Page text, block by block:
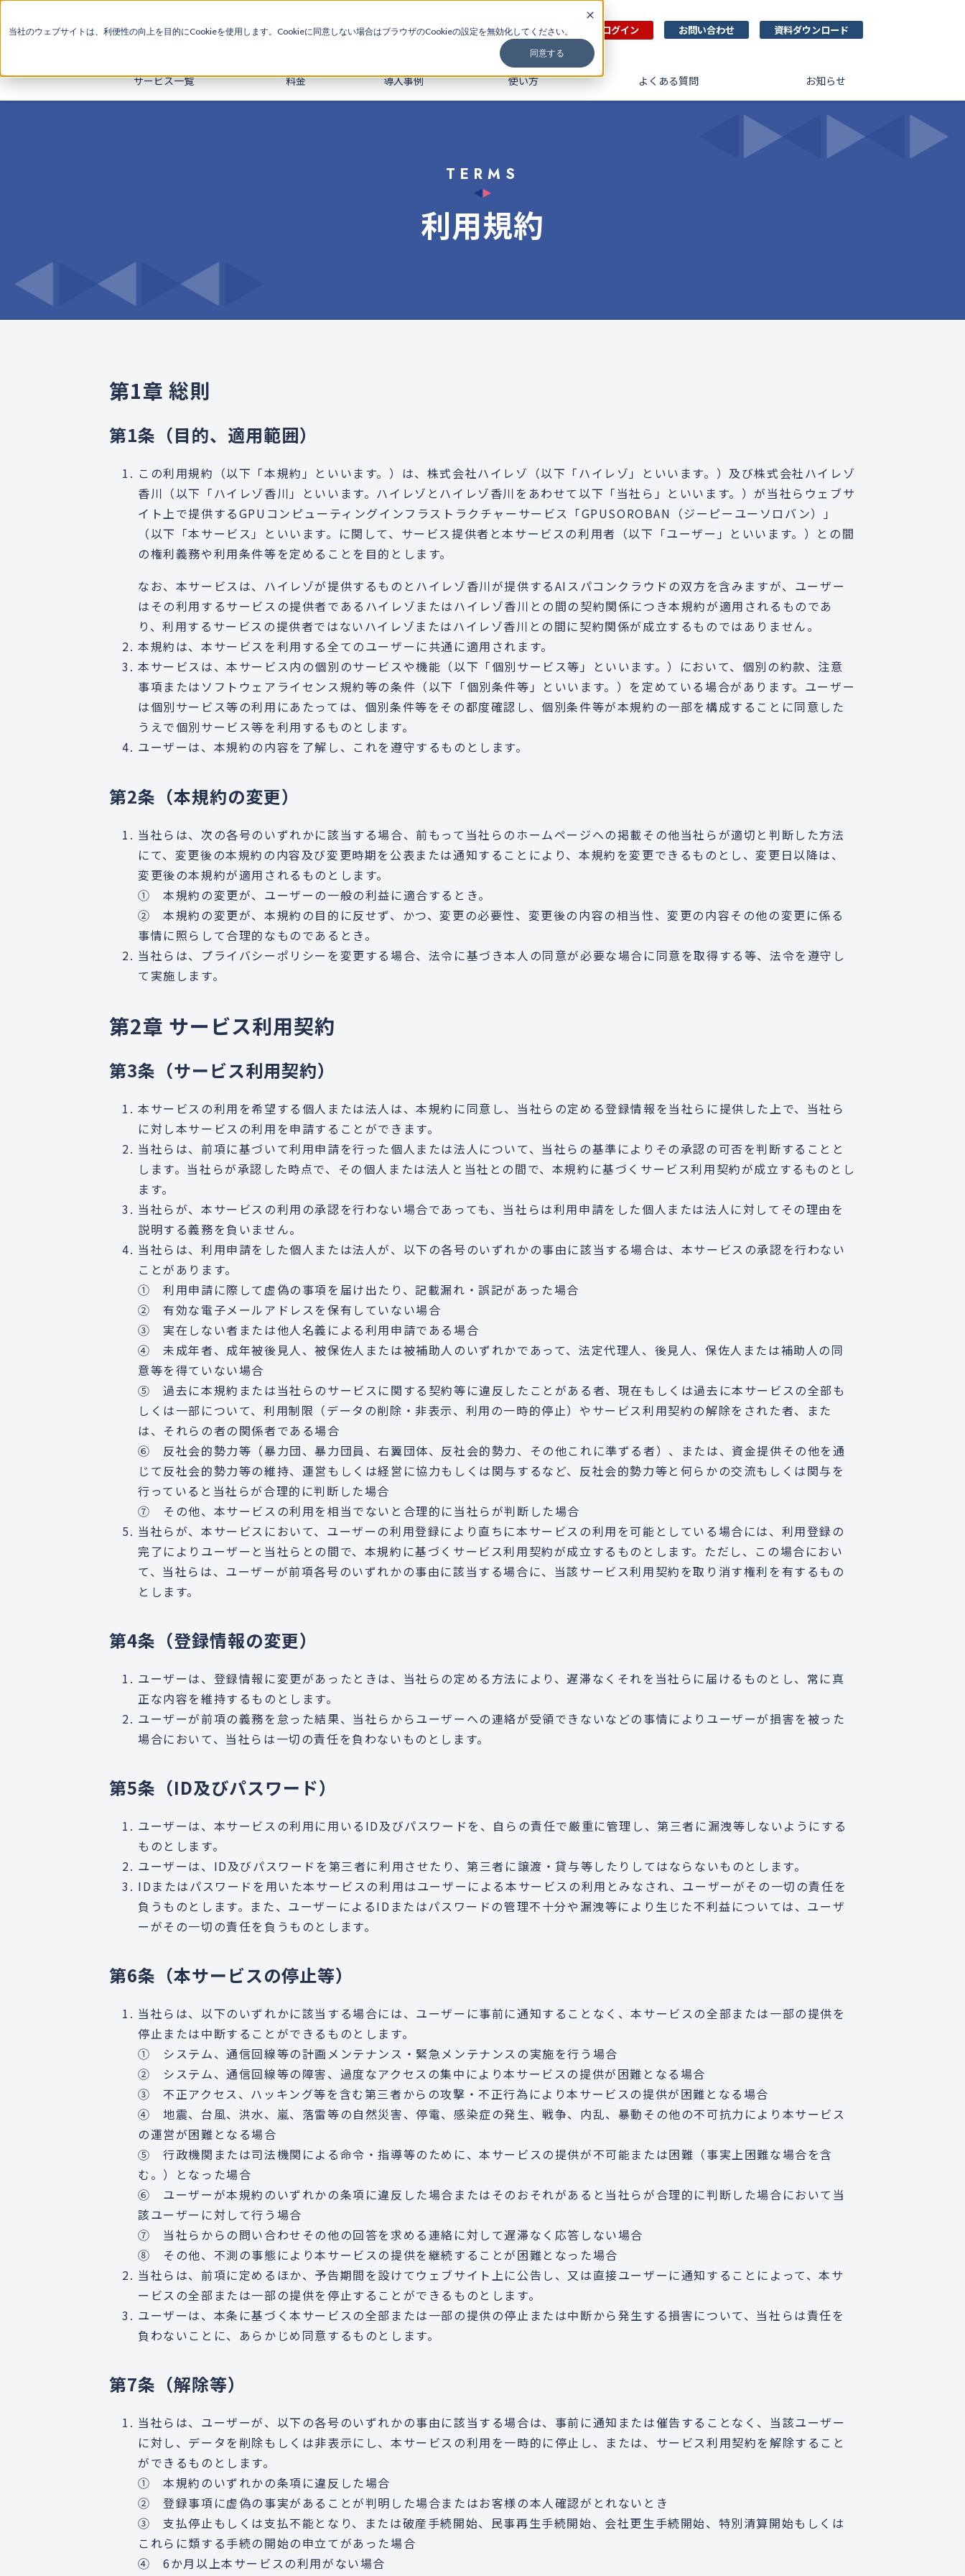
当社のウェブサイトは、利便性の向上を目的にCookieを使用します。Cookieに同意しない場合はブラウザのCookieの設定を無効化してください。
同意する
無料会員登録 ログイン お問い合わせ 資料ダウンロード
サービス一覧 料金 導入事例 使い方 よくある質問 お知らせ
TERMS
利用規約
第1章 総則
第1条（目的、適用範囲）
この利用規約（以下「本規約」といいます。）は、株式会社ハイレゾ（以下「ハイレゾ」といいます。）及び株式会社ハイレゾ
香川（以下「ハイレゾ香川」といいます。ハイレゾとハイレゾ香川をあわせて以下「当社ら」といいます。）が当社らウェブサ
イト上で提供するGPUコンピューティングインフラストラクチャーサービス「GPUSOROBAN（ジーピーユーソロバン）」
（以下「本サービス」といいます。に関して、サービス提供者と本サービスの利用者（以下「ユーザー」といいます。）との間
の権利義務や利用条件等を定めることを目的とします。
なお、本サービスは、ハイレゾが提供するものとハイレゾ香川が提供するAIスパコンクラウドの双方を含みますが、ユーザー
はその利用するサービスの提供者であるハイレゾまたはハイレゾ香川との間の契約関係につき本規約が適用されるものであ
り、利用するサービスの提供者ではないハイレゾまたはハイレゾ香川との間に契約関係が成立するものではありません。
本規約は、本サービスを利用する全てのユーザーに共通に適用されます。
本サービスは、本サービス内の個別のサービスや機能（以下「個別サービス等」といいます。）において、個別の約款、注意
事項またはソフトウェアライセンス規約等の条件（以下「個別条件等」といいます。）を定めている場合があります。ユーザー
は個別サービス等の利用にあたっては、個別条件等をその都度確認し、個別条件等が本規約の一部を構成することに同意した
うえで個別サービス等を利用するものとします。
ユーザーは、本規約の内容を了解し、これを遵守するものとします。
第2条（本規約の変更）
当社らは、次の各号のいずれかに該当する場合、前もって当社らのホームページへの掲載その他当社らが適切と判断した方法
にて、変更後の本規約の内容及び変更時期を公表または通知することにより、本規約を変更できるものとし、変更日以降は、
変更後の本規約が適用されるものとします。
① 本規約の変更が、ユーザーの一般の利益に適合するとき。
② 本規約の変更が、本規約の目的に反せず、かつ、変更の必要性、変更後の内容の相当性、変更の内容その他の変更に係る
事情に照らして合理的なものであるとき。
当社らは、プライバシーポリシーを変更する場合、法令に基づき本人の同意が必要な場合に同意を取得する等、法令を遵守し
て実施します。
第2章 サービス利用契約
第3条（サービス利用契約）
本サービスの利用を希望する個人または法人は、本規約に同意し、当社らの定める登録情報を当社らに提供した上で、当社ら
に対し本サービスの利用を申請することができます。
当社らは、前項に基づいて利用申請を行った個人または法人について、当社らの基準によりその承認の可否を判断することと
します。当社らが承認した時点で、その個人または法人と当社との間で、本規約に基づくサービス利用契約が成立するものとし
ます。
当社らが、本サービスの利用の承認を行わない場合であっても、当社らは利用申請をした個人または法人に対してその理由を
説明する義務を負いません。
当社らは、利用申請をした個人または法人が、以下の各号のいずれかの事由に該当する場合は、本サービスの承認を行わない
ことがあります。
① 利用申請に際して虚偽の事項を届け出たり、記載漏れ・誤記があった場合
② 有効な電子メールアドレスを保有していない場合
③ 実在しない者または他人名義による利用申請である場合
④ 未成年者、成年被後見人、被保佐人または被補助人のいずれかであって、法定代理人、後見人、保佐人または補助人の同
意等を得ていない場合
⑤ 過去に本規約または当社らのサービスに関する契約等に違反したことがある者、現在もしくは過去に本サービスの全部も
しくは一部について、利用制限（データの削除・非表示、利用の一時的停止）やサービス利用契約の解除をされた者、また
は、それらの者の関係者である場合
⑥ 反社会的勢力等（暴力団、暴力団員、右翼団体、反社会的勢力、その他これに準ずる者）、または、資金提供その他を通
じて反社会的勢力等の維持、運営もしくは経営に協力もしくは関与するなど、反社会的勢力等と何らかの交流もしくは関与を
行っていると当社らが合理的に判断した場合
⑦ その他、本サービスの利用を相当でないと合理的に当社らが判断した場合
当社らが、本サービスにおいて、ユーザーの利用登録により直ちに本サービスの利用を可能としている場合には、利用登録の
完了によりユーザーと当社らとの間で、本規約に基づくサービス利用契約が成立するものとします。ただし、この場合におい
て、当社らは、ユーザーが前項各号のいずれかの事由に該当する場合に、当該サービス利用契約を取り消す権利を有するもの
とします。
第4条（登録情報の変更）
ユーザーは、登録情報に変更があったときは、当社らの定める方法により、遅滞なくそれを当社らに届けるものとし、常に真
正な内容を維持するものとします。
ユーザーが前項の義務を怠った結果、当社らからユーザーへの連絡が受領できないなどの事情によりユーザーが損害を被った
場合において、当社らは一切の責任を負わないものとします。
第5条（ID及びパスワード）
ユーザーは、本サービスの利用に用いるID及びパスワードを、自らの責任で厳重に管理し、第三者に漏洩等しないようにする
ものとします。
ユーザーは、ID及びパスワードを第三者に利用させたり、第三者に譲渡・貸与等したりしてはならないものとします。
IDまたはパスワードを用いた本サービスの利用はユーザーによる本サービスの利用とみなされ、ユーザーがその一切の責任を
負うものとします。また、ユーザーによるIDまたはパスワードの管理不十分や漏洩等により生じた不利益については、ユーザ
ーがその一切の責任を負うものとします。
第6条（本サービスの停止等）
当社らは、以下のいずれかに該当する場合には、ユーザーに事前に通知することなく、本サービスの全部または一部の提供を
停止または中断することができるものとします。
① システム、通信回線等の計画メンテナンス・緊急メンテナンスの実施を行う場合
② システム、通信回線等の障害、過度なアクセスの集中により本サービスの提供が困難となる場合
③ 不正アクセス、ハッキング等を含む第三者からの攻撃・不正行為により本サービスの提供が困難となる場合
④ 地震、台風、洪水、嵐、落雷等の自然災害、停電、感染症の発生、戦争、内乱、暴動その他の不可抗力により本サービス
の運営が困難となる場合
⑤ 行政機関または司法機関による命令・指導等のために、本サービスの提供が不可能または困難（事実上困難な場合を含
む。）となった場合
⑥ ユーザーが本規約のいずれかの条項に違反した場合またはそのおそれがあると当社らが合理的に判断した場合において当
該ユーザーに対して行う場合
⑦ 当社らからの問い合わせその他の回答を求める連絡に対して遅滞なく応答しない場合
⑧ その他、不測の事態により本サービスの提供を継続することが困難となった場合
当社らは、前項に定めるほか、予告期間を設けてウェブサイト上に公告し、又は直接ユーザーに通知することによって、本サ
ービスの全部または一部の提供を停止することができるものとします。
ユーザーは、本条に基づく本サービスの全部または一部の提供の停止または中断から発生する損害について、当社らは責任を
負わないことに、あらかじめ同意するものとします。
第7条（解除等）
当社らは、ユーザーが、以下の各号のいずれかの事由に該当する場合は、事前に通知または催告することなく、当該ユーザー
に対し、データを削除もしくは非表示にし、本サービスの利用を一時的に停止し、または、サービス利用契約を解除すること
ができるものとします。
① 本規約のいずれかの条項に違反した場合
② 登録事項に虚偽の事実があることが判明した場合またはお客様の本人確認がとれないとき
③ 支払停止もしくは支払不能となり、または破産手続開始、民事再生手続開始、会社更生手続開始、特別清算開始もしくは
これらに類する手続の開始の申立てがあった場合
④ 6か月以上本サービスの利用がない場合